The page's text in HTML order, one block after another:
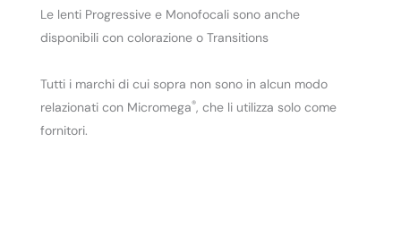
Le lenti Progressive e Monofocali sono anche
disponibili con colorazione o Transitions
Tutti i marchi di cui sopra non sono in alcun modo
relazionati con Micromega®, che li utilizza solo come
fornitori.